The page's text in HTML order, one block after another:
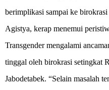
berimplikasi sampai ke
Agistya, kerap menemui
Transgender mengalami
tinggal oleh birokrasi setingkat
Jabodetabek. “Selain masalah